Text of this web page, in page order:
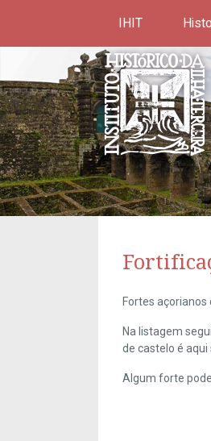
IHIT
Fortes açorianos
Na listagem
de castelo é
Algum forte